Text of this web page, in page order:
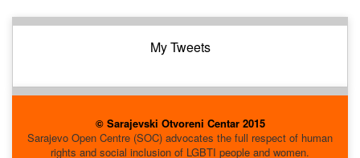
My Tweets
© Sarajevski Otvoreni Centar 2015
Sarajevo Open Centre (SOC) advocates the full respect of human
rights and social inclusion of LGBTI people and women.